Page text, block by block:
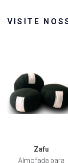
VISITE
Zafu
Almofada para